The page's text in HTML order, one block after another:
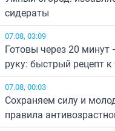
сидераты
07.08, 03:09
Готовы через 20
руку: быстрый рецепт
07.08, 00:03
Сохраняем силу и
правила